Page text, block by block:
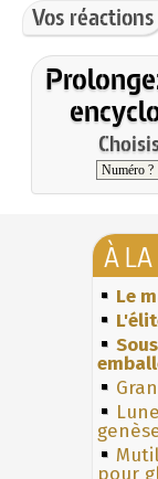
Vos réactions
À
Le
pour